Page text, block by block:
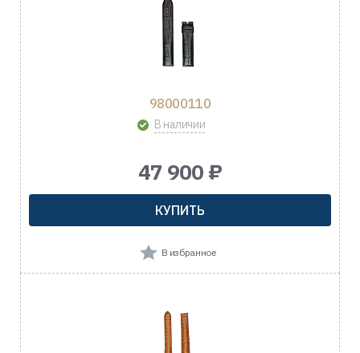
98000110
В наличии
47 900 ₽
КУПИТЬ
В избранное